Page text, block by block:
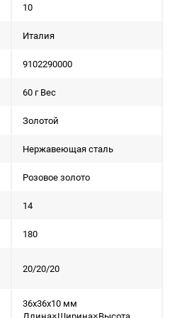
10
Италия
9102290000
60 г Вес
Золотой
Нержавеющая сталь
Розовое золото
14
180
20/20/20
36x36x10 мм